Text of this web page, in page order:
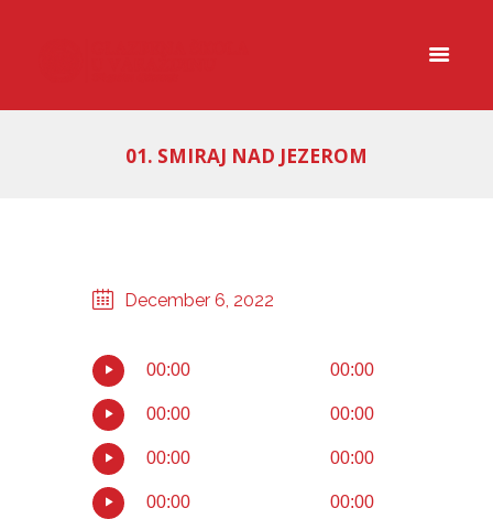
01. SMIRAJ NAD JEZEROM
December 6, 2022
00:00 00:00
00:00 00:00
00:00 00:00
00:00 00:00